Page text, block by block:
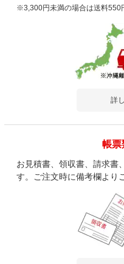
※3,300円未満の場合は送料550
詳
帳票
お見積書、領収書、請求書
す。ご注文時に備考欄より